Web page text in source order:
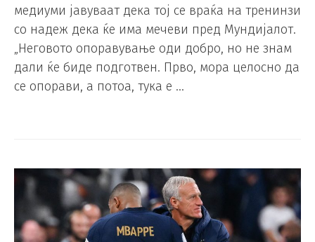
медиуми јавуваат дека тој се враќа на тренинзи
со надеж дека ќе има мечеви пред Мундијалот.
„Неговото опоравување оди добро, но не знам
дали ќе биде подготвен. Прво, мора целосно да
се опорави, а потоа, тука е …